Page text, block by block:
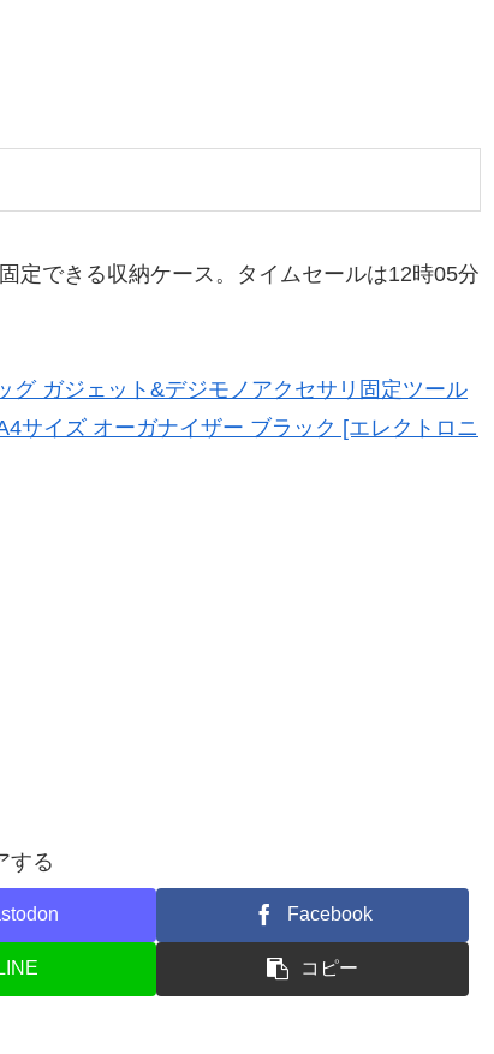
定できる収納ケース。タイムセールは12時05分
グ ガジェット&デジモノアクセサリ固定ツール
サイズ オーガナイザー ブラック [エレクトロニ
する
Facebook
LINE コピー